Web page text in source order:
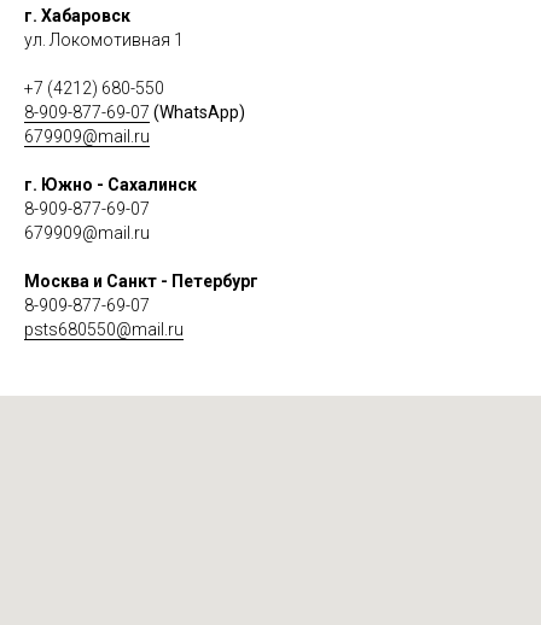
г. Хабаровск
ул. Локомотивная 1
+7 (4212) 680-550
8-909-877-69-07 (WhatsApp)
679909@mail.ru
г. Южно - Сахалинск
8-909-877-69-07
679909@mail.ru
Москва и Санкт - Петербург
8-909-877-69-07
psts680550@mail.ru